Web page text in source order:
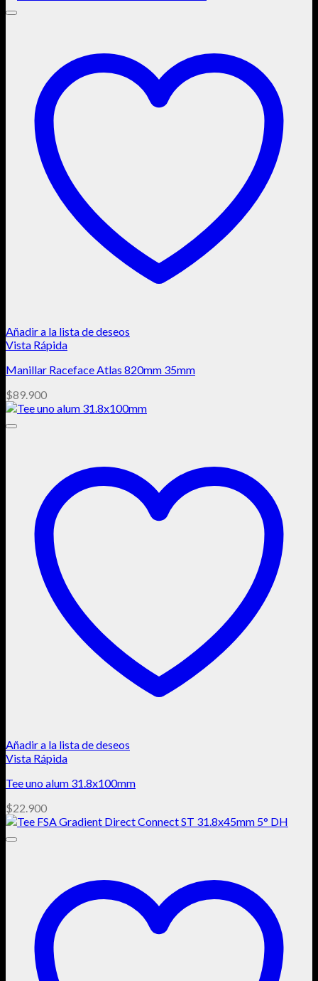
Añadir a la lista de deseos
Vista Rápida
Manillar Raceface Atlas 820mm 35mm
$89.900
Añadir a la lista de deseos
Vista Rápida
Tee uno alum 31.8x100mm
$22.900